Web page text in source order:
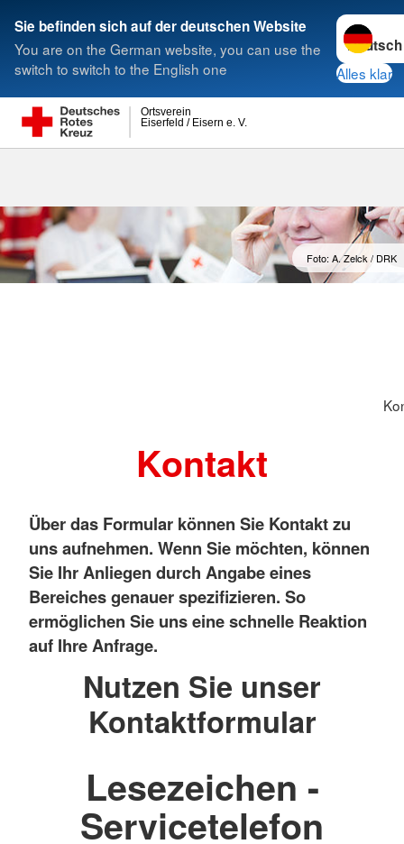
Sie befinden sich auf der deutschen Website
You are on the German website, you can use the
switch to switch to the English one
Sprache
Alles klar
Eiserfeld / Eisern e. V.
Ortsverein
Suche
Foto: A. Zelck / DRK
Kontakt
Über das Formular können Sie Kontakt zu
uns aufnehmen. Wenn Sie möchten, können
Sie Ihr Anliegen durch Angabe eines
Bereiches genauer spezifizieren. So
ermöglichen Sie uns eine schnelle Reaktion
auf Ihre Anfrage.
Nutzen Sie unser
Kontaktformular
Lesezeichen -
Servicetelefon